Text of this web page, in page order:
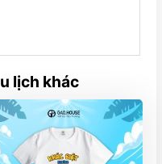
lịch khác